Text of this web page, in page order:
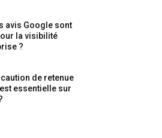
avis Google sont
la visibilité
?
de retenue
essentielle sur